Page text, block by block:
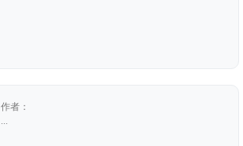
作者：